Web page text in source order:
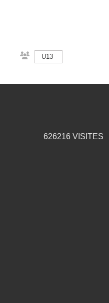
U13
626216 VISITES